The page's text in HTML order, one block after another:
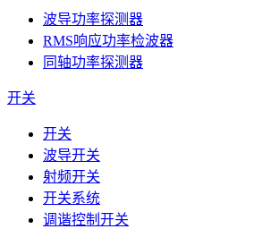
波导功率探测器
RMS响应功率检波器
同轴功率探测器
开关
开关
波导开关
射频开关
开关系统
调谐控制开关